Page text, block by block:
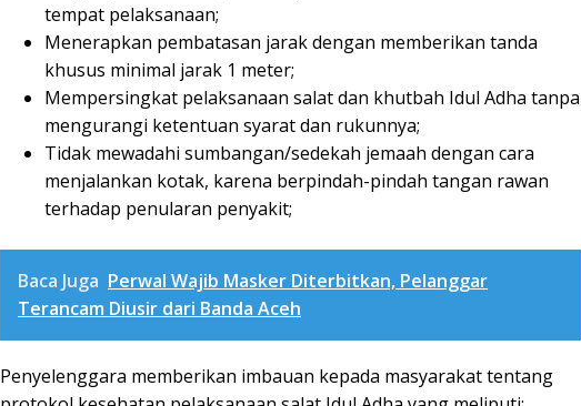
tempat pelaksanaan;
Menerapkan pembatasan jarak dengan memberikan tanda
khusus minimal jarak 1 meter;
Mempersingkat pelaksanaan salat dan khutbah Idul Adha tanpa
mengurangi ketentuan syarat dan rukunnya;
Tidak mewadahi sumbangan/sedekah jemaah dengan cara
menjalankan kotak, karena berpindah-pindah tangan rawan
terhadap penularan penyakit;
Baca Juga Perwal Wajib Masker Diterbitkan, Pelanggar
Terancam Diusir dari Banda Aceh
Penyelenggara memberikan imbauan kepada masyarakat tentang